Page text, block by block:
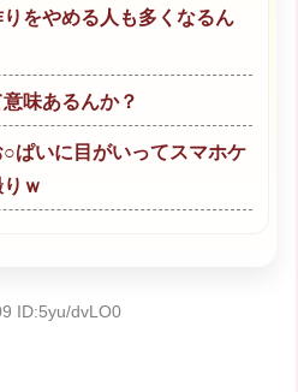
りをやめる人も多くなるん
味あるんか？
○ぱいに目がいってスマホケ
ｗ
ID:5yu/dvLO0